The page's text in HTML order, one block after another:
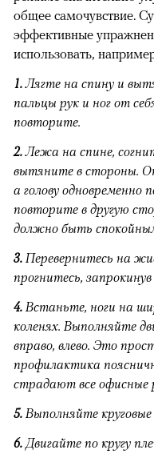
общее самочувствие.
эффективные
использовать,
1.Лягте на спину и
пальцы рук и ног от
повторите.
2.Лежа на спине,
вытяните в стороны.
а голову одновременно
повторите в другую
должно быть
3. Перевернитесь на
прогнитесь, запрокинув
4. Встаньте, ноги на
коленях. Выполняйте
вправо, влево. Это
профилактика
страдают все офисные
5. Выполняйте
6. Двигайте по кругу